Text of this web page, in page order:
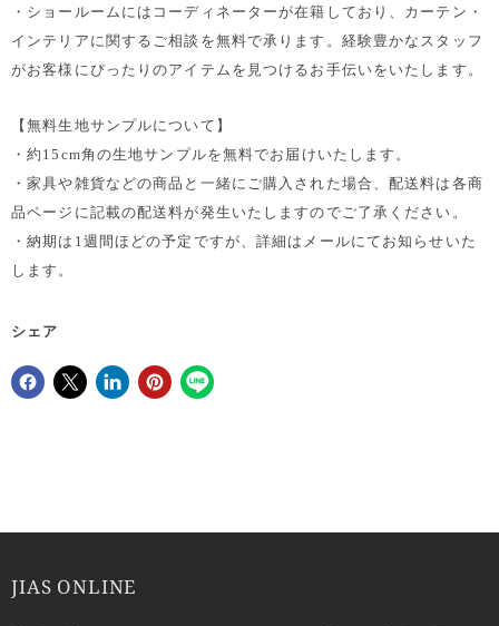
・ショールームにはコーディネーターが在籍しており、カーテン・
インテリアに関するご相談を無料で承ります。経験豊かなスタッフ
がお客様にぴったりのアイテムを見つけるお手伝いをいたします。
【無料生地サンプルについて】
・約15cm角の生地サンプルを無料でお届けいたします。
・家具や雑貨などの商品と一緒にご購入された場合、配送料は各商
品ページに記載の配送料が発生いたしますのでご了承ください。
・納期は1週間ほどの予定ですが、詳細はメールにてお知らせいた
します。
シェア
JIAS ONLINE